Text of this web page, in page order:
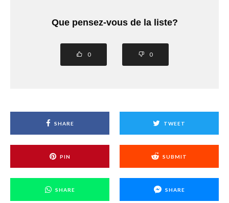
Que pensez-vous de la liste?
0 0
SHARE TWEET
PIN SUBMIT
SHARE SHARE